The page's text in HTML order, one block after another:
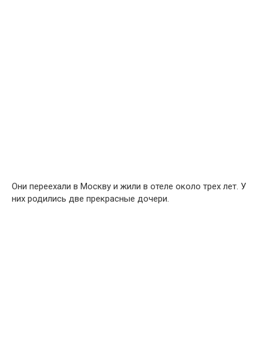
Они переехали в Москву и жили в отеле около трех лет. У
них родились две прекрасные дочери.